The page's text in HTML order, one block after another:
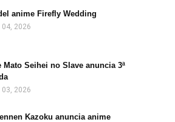
anime Firefly Wedding
2026
Mato Seihei no Slave anuncia 3ª
2026
Kazoku anuncia anime